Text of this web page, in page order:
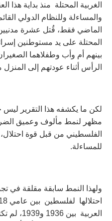
الغربية المحتلة منذ بداية هذا
والمساءلة وللنظام الدولي
الماضي فقط، قُتل عشرة
المحتلة على يد مستوطنين
بينهم أم وأب وطفلاهما
الرأس أثناء عودتهم إلى
لكن ما يكشفه هذا التقرير ليس
مظهر لنمط مألوف وعميق
الفلسطيني من قبل قوة
للمساءلة.
ولهذا النمط سابقة مقلقة في
العربية